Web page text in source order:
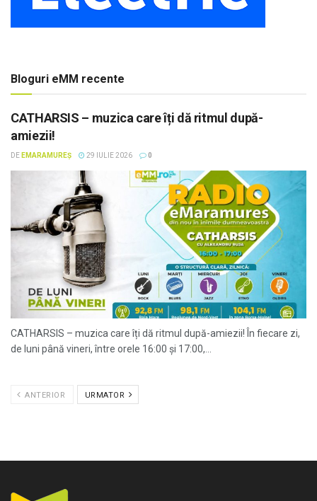
Bloguri eMM recente
CATHARSIS – muzica care îți dă ritmul după-
amiezii!
DE EMARAMUREȘ 29 IULIE 2026 0
CATHARSIS – muzica care îți dă ritmul după-amiezii! În fiecare zi,
de luni până vineri, între orele 16:00 și 17:00,...
ANTERIOR URMATOR